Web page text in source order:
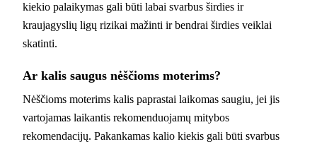
kiekio palaikymas gali būti labai svarbus širdies ir
kraujagyslių ligų rizikai mažinti ir bendrai širdies veiklai
skatinti.
Ar kalis saugus nėščioms moterims?
Nėščioms moterims kalis paprastai laikomas saugiu, jei jis
vartojamas laikantis rekomenduojamų mitybos
rekomendacijų. Pakankamas kalio kiekis gali būti svarbus